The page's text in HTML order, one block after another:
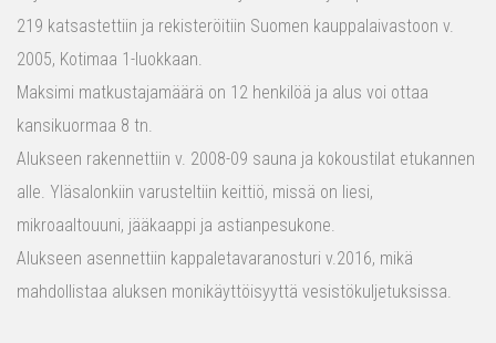
219 katsastettiin ja rekisteröitiin Suomen kauppalaivastoon v.
2005, Kotimaa 1-luokkaan.
Maksimi matkustajamäärä on 12 henkilöä ja alus voi ottaa
kansikuormaa 8 tn.
Alukseen rakennettiin v. 2008-09 sauna ja kokoustilat etukannen
alle. Yläsalonkiin varusteltiin keittiö, missä on liesi,
mikroaaltouuni, jääkaappi ja astianpesukone.
Alukseen asennettiin kappaletavaranosturi v.2016, mikä
mahdollistaa aluksen monikäyttöisyyttä vesistökuljetuksissa.